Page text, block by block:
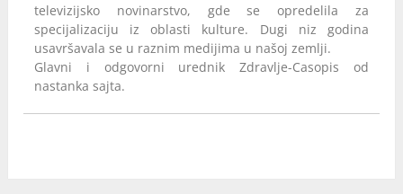
televizijsko novinarstvo, gde se opredelila za
specijalizaciju iz oblasti kulture. Dugi niz godina
usavršavala se u raznim medijima u našoj zemlji.
Glavni i odgovorni urednik Zdravlje-Casopis od
nastanka sajta.